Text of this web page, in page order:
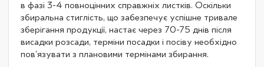
в фазі 3-4 повноцінних справжніх листків. Оскільки
збиральна стиглість, що забезпечує успішне тривале
зберігання продукції, настає через 70-75 днів після
висадки розсади, терміни посадки і посіву необхідно
пов'язувати з плановими термінами збирання.